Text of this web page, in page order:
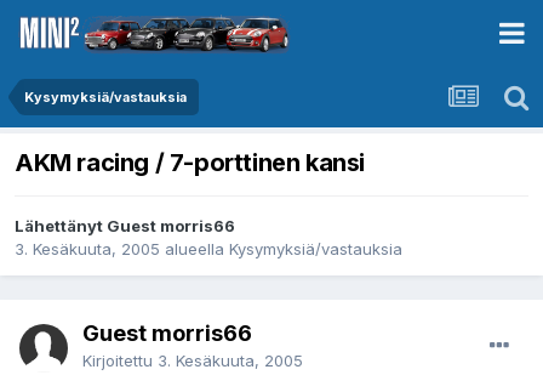
Kysymyksiä/vastauksia
AKM racing / 7-porttinen kansi
Lähettänyt Guest morris66
3. Kesäkuuta, 2005 alueella Kysymyksiä/vastauksia
Guest morris66
Kirjoitettu 3. Kesäkuuta, 2005